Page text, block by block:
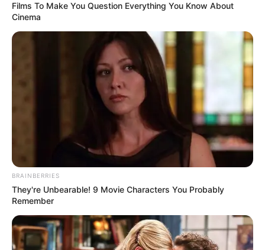
Films To Make You Question Everything You Know About
Cinema
BRAINBERRIES
They're Unbearable! 9 Movie Characters You Probably
Remember